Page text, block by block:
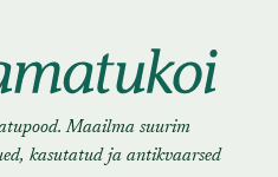
Maailma suurim
kasutatud ja antikvaarsed